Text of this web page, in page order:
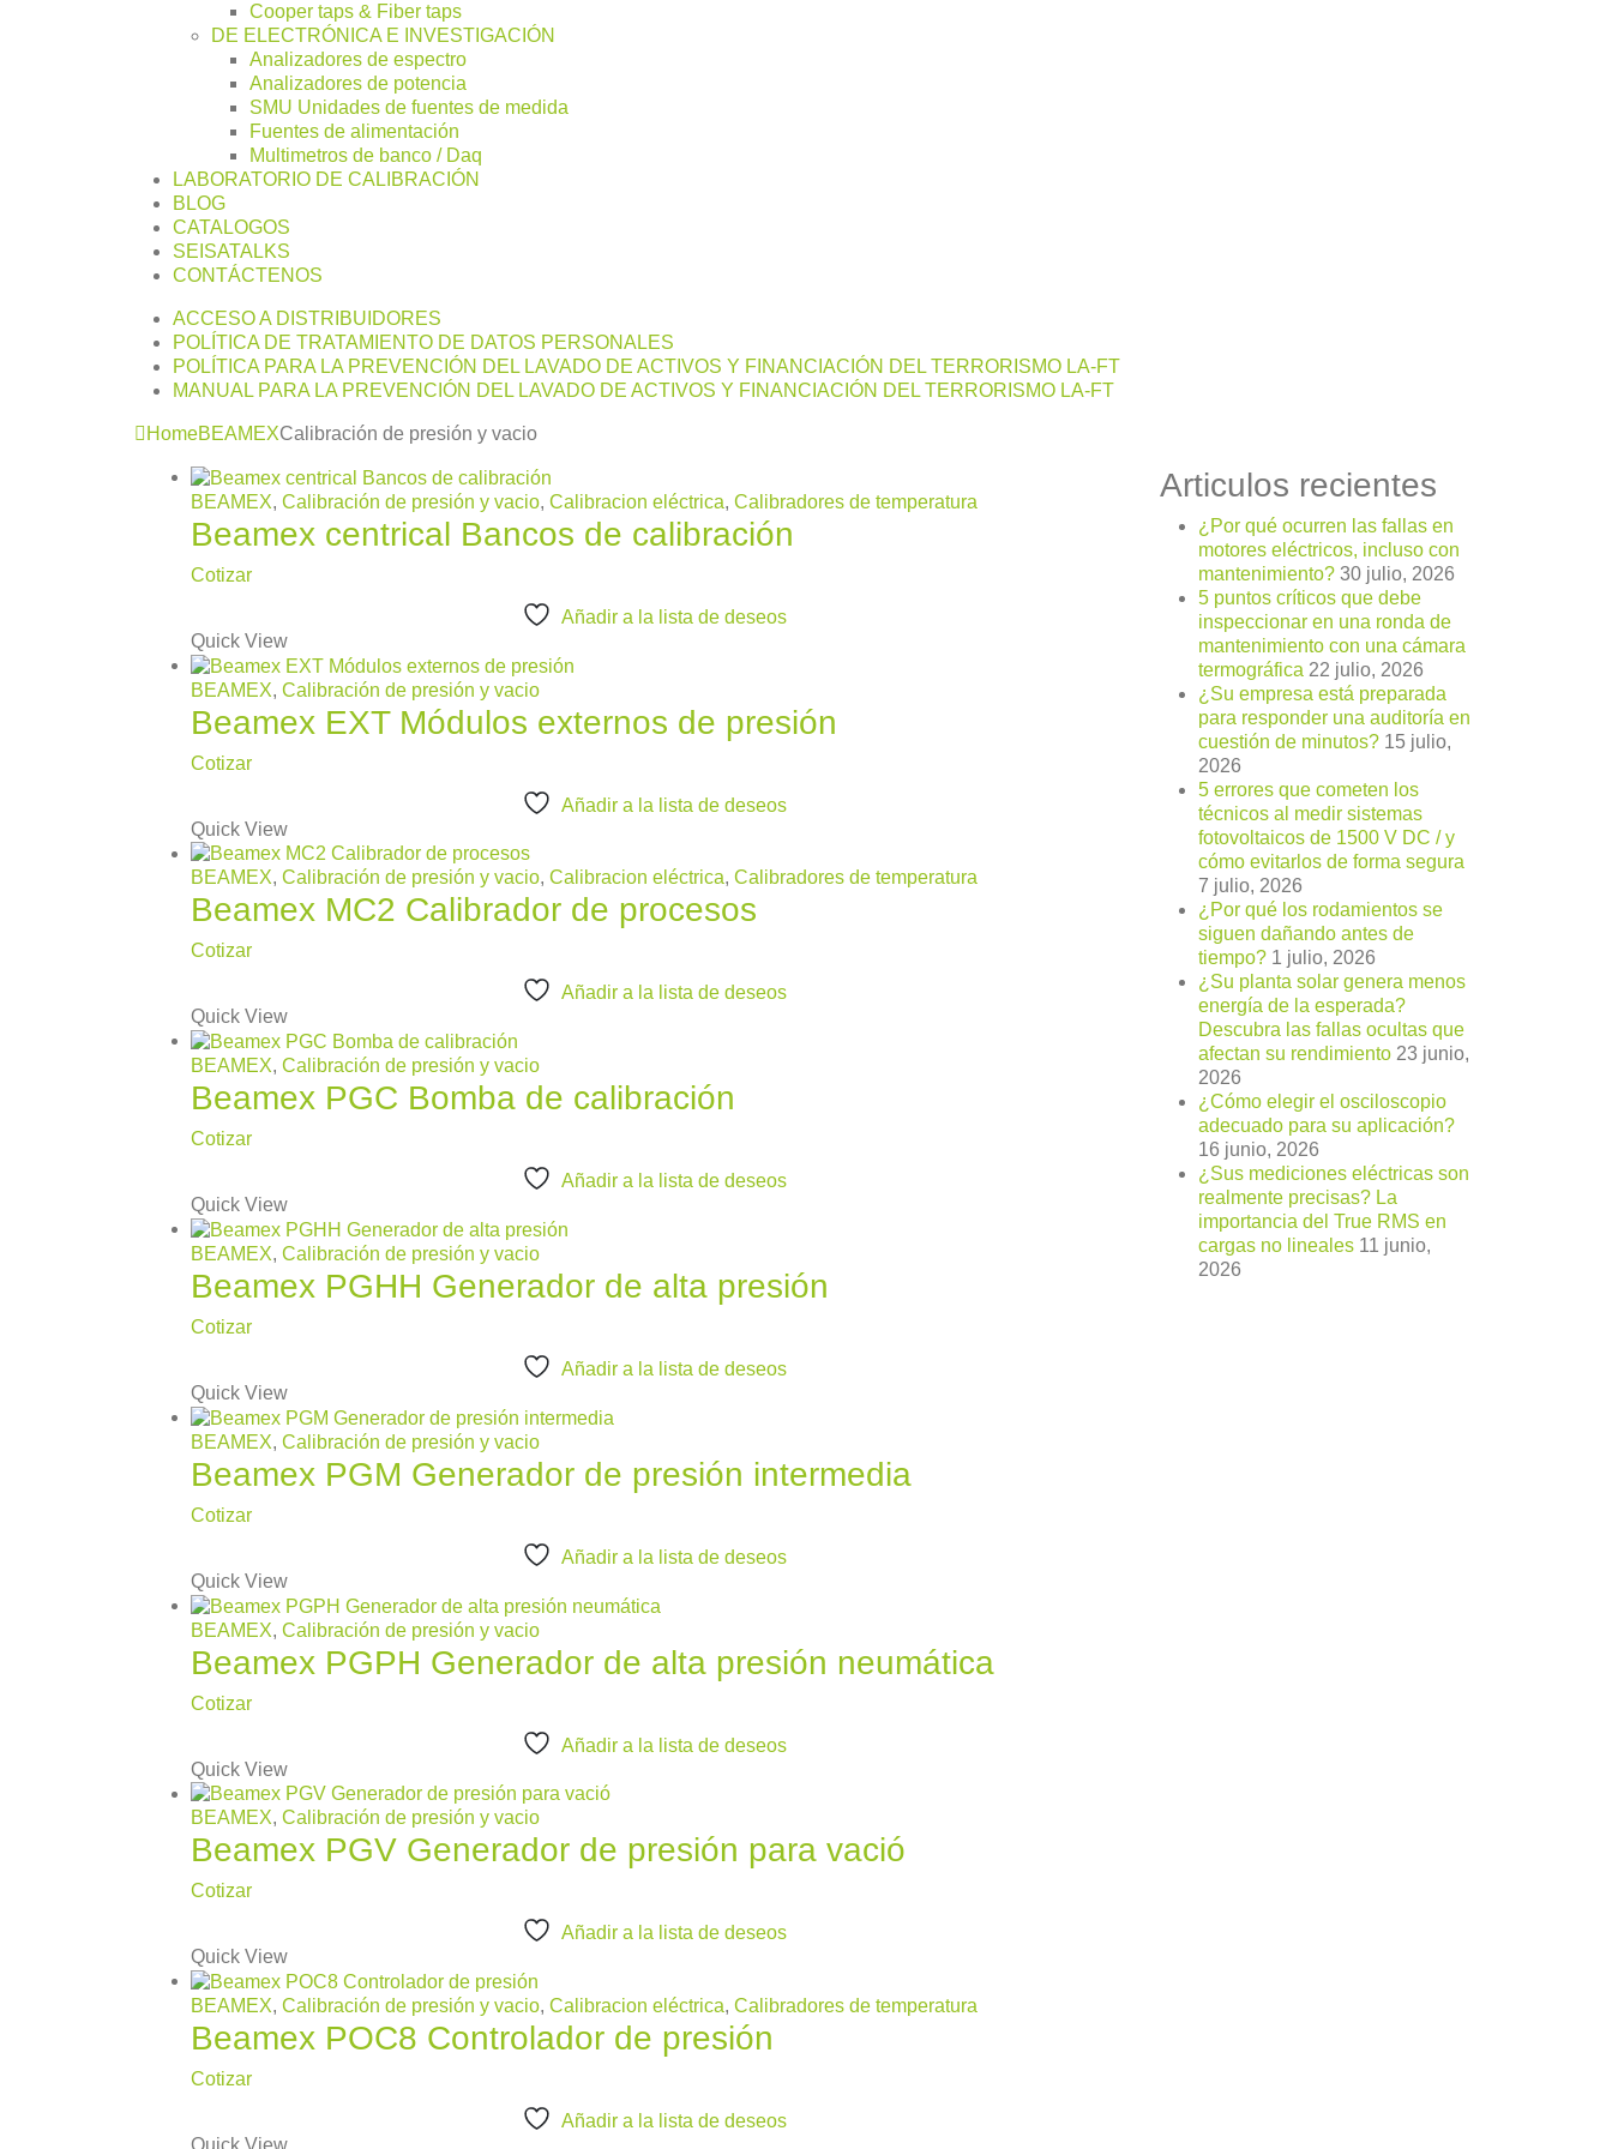
Cooper taps & Fiber taps
DE ELECTRÓNICA E INVESTIGACIÓN
Analizadores de espectro
Analizadores de potencia
SMU Unidades de fuentes de medida
Fuentes de alimentación
Multimetros de banco / Daq
LABORATORIO DE CALIBRACIÓN
BLOG
CATALOGOS
SEISATALKS
CONTÁCTENOS
ACCESO A DISTRIBUIDORES
POLÍTICA DE TRATAMIENTO DE DATOS PERSONALES
POLÍTICA PARA LA PREVENCIÓN DEL LAVADO DE ACTIVOS Y FINANCIACIÓN DEL TERRORISMO LA-FT
MANUAL PARA LA PREVENCIÓN DEL LAVADO DE ACTIVOS Y FINANCIACIÓN DEL TERRORISMO LA-FT
HomeBEAMEXCalibración de presión y vacio
BEAMEX, Calibración de presión y vacio, Calibracion eléctrica, Calibradores de temperatura
Beamex centrical Bancos de calibración
Cotizar
Añadir a la lista de deseos
Quick View
BEAMEX, Calibración de presión y vacio
Beamex EXT Módulos externos de presión
Cotizar
Añadir a la lista de deseos
Quick View
BEAMEX, Calibración de presión y vacio, Calibracion eléctrica, Calibradores de temperatura
Beamex MC2 Calibrador de procesos
Cotizar
Añadir a la lista de deseos
Quick View
BEAMEX, Calibración de presión y vacio
Beamex PGC Bomba de calibración
Cotizar
Añadir a la lista de deseos
Quick View
BEAMEX, Calibración de presión y vacio
Beamex PGHH Generador de alta presión
Cotizar
Añadir a la lista de deseos
Quick View
BEAMEX, Calibración de presión y vacio
Beamex PGM Generador de presión intermedia
Cotizar
Añadir a la lista de deseos
Quick View
BEAMEX, Calibración de presión y vacio
Beamex PGPH Generador de alta presión neumática
Cotizar
Añadir a la lista de deseos
Quick View
BEAMEX, Calibración de presión y vacio
Beamex PGV Generador de presión para vació
Cotizar
Añadir a la lista de deseos
Quick View
BEAMEX, Calibración de presión y vacio, Calibracion eléctrica, Calibradores de temperatura
Beamex POC8 Controlador de presión
Cotizar
Añadir a la lista de deseos
Quick View
Articulos recientes
¿Por qué ocurren las fallas en
motores eléctricos, incluso con
mantenimiento? 30 julio, 2026
5 puntos críticos que debe
inspeccionar en una ronda de
mantenimiento con una cámara
termográfica 22 julio, 2026
¿Su empresa está preparada
para responder una auditoría en
cuestión de minutos? 15 julio,
2026
5 errores que cometen los
técnicos al medir sistemas
fotovoltaicos de 1500 V DC / y
cómo evitarlos de forma segura
7 julio, 2026
¿Por qué los rodamientos se
siguen dañando antes de
tiempo? 1 julio, 2026
¿Su planta solar genera menos
energía de la esperada?
Descubra las fallas ocultas que
afectan su rendimiento 23 junio,
2026
¿Cómo elegir el osciloscopio
adecuado para su aplicación?
16 junio, 2026
¿Sus mediciones eléctricas son
realmente precisas? La
importancia del True RMS en
cargas no lineales 11 junio,
2026